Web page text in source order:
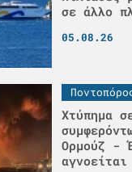
σε άλλο
05.08.26
Χτύπημα
Ορμούζ -
αγνοείται